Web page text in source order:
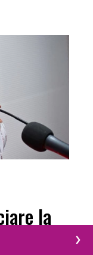
la